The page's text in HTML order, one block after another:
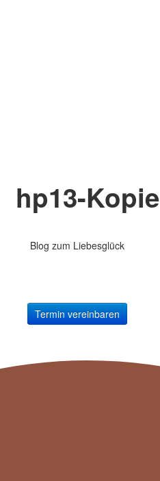
hp13-Kopie
Blog zum Liebesglück
Termin vereinbaren